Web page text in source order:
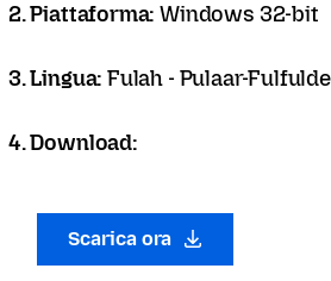
2. Piattaforma:Windows 32-bit
3. Lingua:Fulah - Pulaar-Fulfulde
4. Download:
Scarica ora